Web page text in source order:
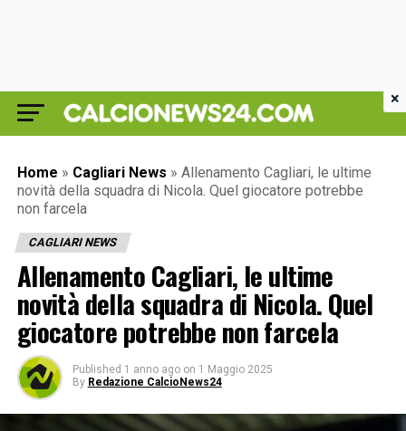
Home » Cagliari News » Allenamento Cagliari, le ultime
novità della squadra di Nicola. Quel giocatore potrebbe
non farcela
CAGLIARI NEWS
Allenamento Cagliari, le ultime
novità della squadra di Nicola. Quel
giocatore potrebbe non farcela
Published 1 anno ago on 1 Maggio 2025
By Redazione CalcioNews24
×